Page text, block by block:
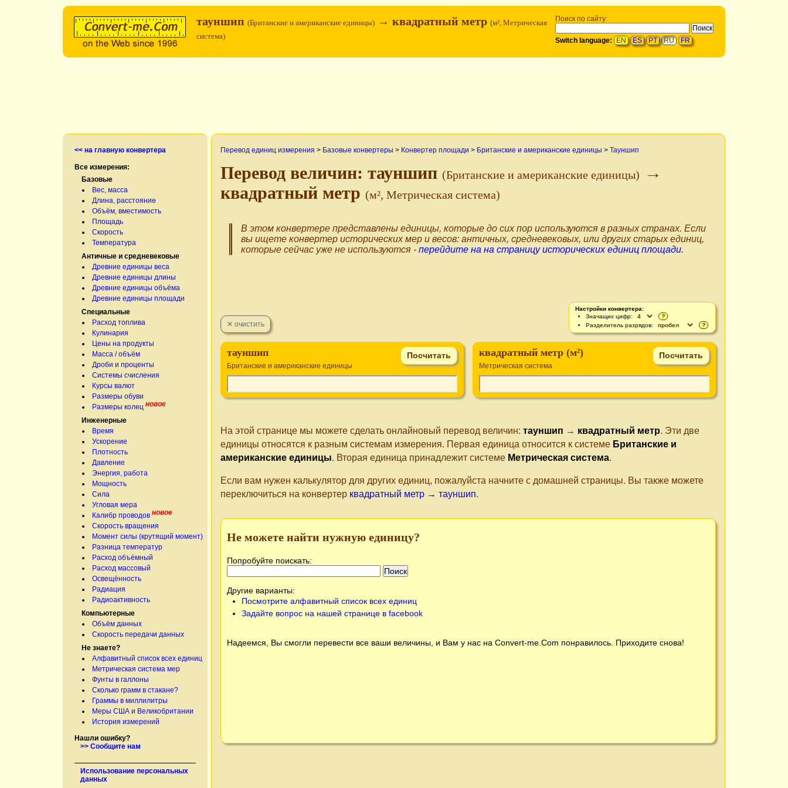
Поиск по сайту:
Switch language: EN ES PT RU FR
тауншип (Британские и американские единицы) → квадратный метр (м², Метрическая
система)
<< на главную конвертера
Все измерения:
Базовые
Вес, масса
Длина, расстояние
Объём, вместимость
Площадь
Скорость
Температура
Античные и средневековые
Древние единицы веса
Древние единицы длины
Древние единицы объёма
Древние единицы площади
Специальные
Расход топлива
Кулинария
Цены на продукты
Масса / объём
Дроби и проценты
Системы счисления
Курсы валют
Размеры обуви
Размеры колец новое
Инженерные
Время
Ускорение
Плотность
Давление
Энергия, работа
Мощность
Сила
Угловая мера
Калибр проводов новое
Скорость вращения
Момент силы (крутящий момент)
Разница температур
Расход объёмный
Расход массовый
Освещённость
Радиация
Радиоактивность
Компьютерные
Объём данных
Скорость передачи данных
Не знаете?
Алфавитный список всех единиц
Метрическая система мер
Фунты в галлоны
Сколько грамм в стакане?
Граммы в миллилитры
Меры США и Великобритании
История измерений
Нашли ошибку?
>> Сообщите нам
Использование персональных
данных
Перевод единиц измерения > Базовые конвертеры > Конвертер площади > Британские и американские единицы > Тауншип
Перевод величин: тауншип (Британские и американские единицы)
→
квадратный метр (м², Метрическая система)
В этом конвертере представлены единицы, которые до сих пор используются в разных странах. Если
вы ищете конвертер исторических мер и весов: античных, средневековых, или других старых единиц,
которые сейчас уже не используются - перейдите на на страницу исторических единиц площади.
Настройки конвертера:
Значащих цифр:
?
Разделитель разрядов:
?
тауншип
Британские и американские единицы
квадратный метр (м²)
Метрическая система
На этой странице мы можете сделать онлайновый перевод величин: тауншип → квадратный метр. Эти две
единицы относятся к разным системам измерения. Первая единица относится к системе Британские и
американские единицы. Вторая единица принадлежит системе Метрическая система.
Если вам нужен калькулятор для других единиц, пожалуйста начните с домашней страницы. Вы также можете
переключиться на конвертер квадратный метр → тауншип.
Не можете найти нужную единицу?
Попробуйте поискать:
Другие варианты:
Посмотрите алфавитный список всех единиц
Задайте вопрос на нашей странице в facebook
Надеемся, Вы смогли перевести все ваши величины, и Вам у нас на Convert-me.Com понравилось. Приходите снова!